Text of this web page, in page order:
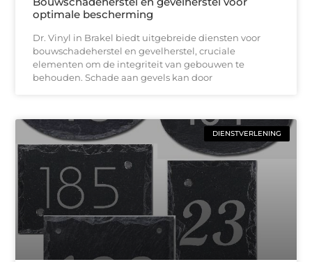
optimale bescherming
Dr. Vinyl in Brakel biedt uitgebreide diensten voor
bouwschadeherstel en gevelherstel, cruciale
elementen om de integriteit van gebouwen te
behouden. Schade aan gevels kan door
DIENSTVERLENING